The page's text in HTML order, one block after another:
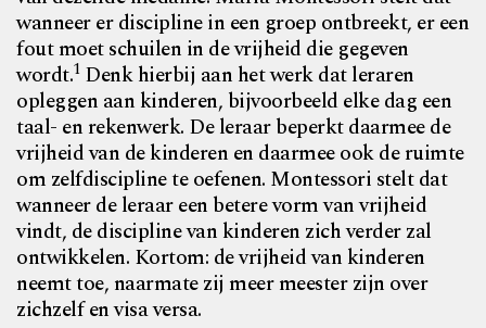
wanneer er discipline in een groep ontbreekt, er een
fout moet schuilen in de vrijheid die gegeven
wordt.1Denk hierbij aan het werk dat leraren
opleggen aan kinderen, bijvoorbeeld elke dag een
taal- en rekenwerk. De leraar beperkt daarmee de
vrijheid van de kinderen en daarmee ook de ruimte
om zelfdiscipline te oefenen. Montessori stelt dat
wanneer de leraar een betere vorm van vrijheid
vindt, de discipline van kinderen zich verder zal
ontwikkelen. Kortom: de vrijheid van kinderen
neemt toe, naarmate zij meer meester zijn over
zichzelf en visa versa.